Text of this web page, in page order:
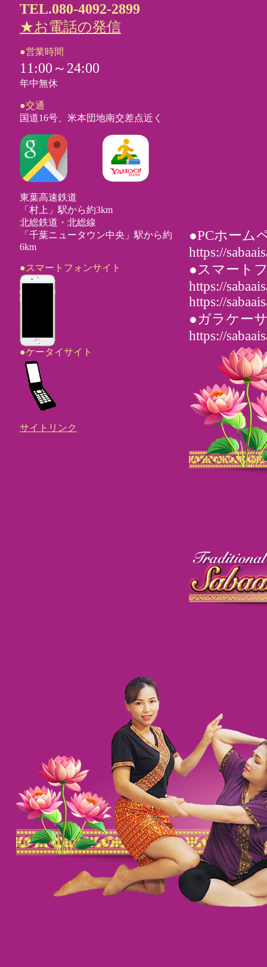
TEL.080-4092-2899
★お電話の発信
●営業時間
11:00～24:00
年中無休
●交通
国道16号、米本団地南交差点近く
東葉高速鉄道
「村上」駅から約3km
北総鉄道・北総線
「千葉ニュータウン中央」駅から約
6km
●スマートフォンサイト
●ケータイサイト
サイトリンク
●PCホーム
https://
●スマート
https://
https://
●ガラケー
https://